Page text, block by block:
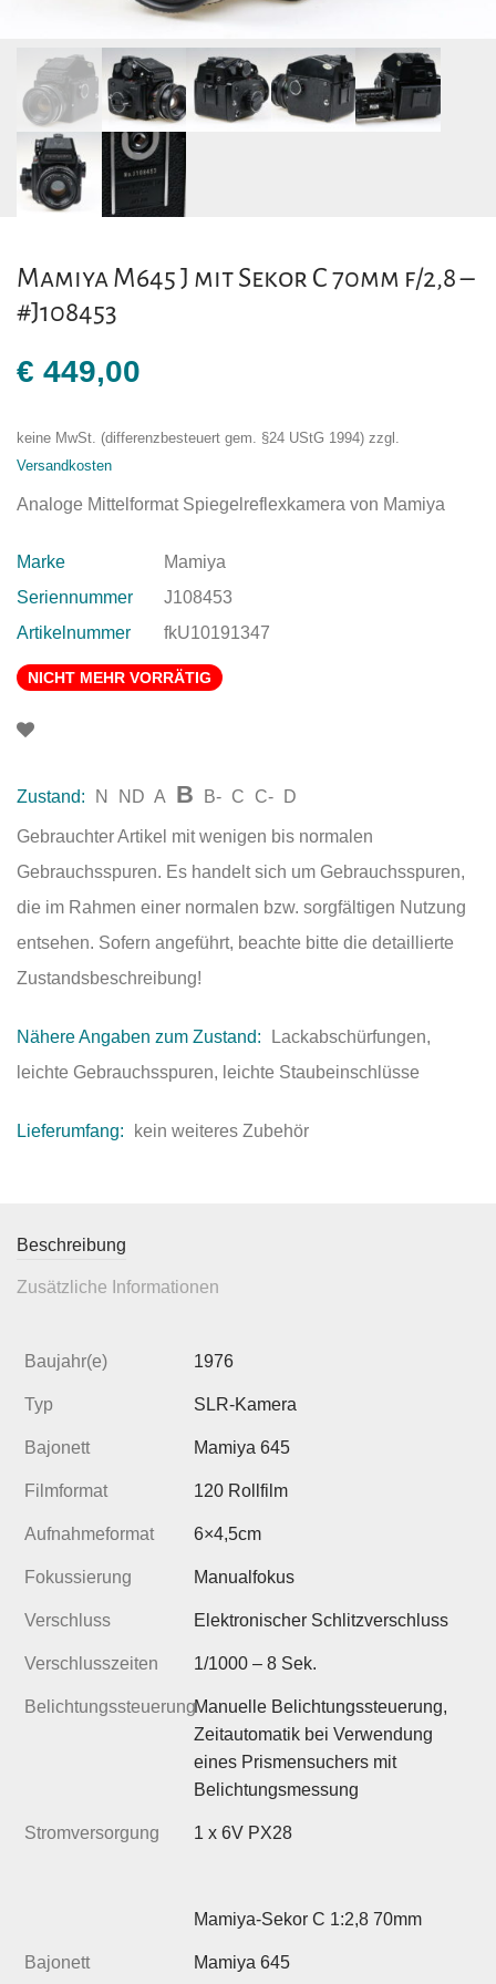
Mamiya M645 J mit Sekor C 70mm f/2,8 –
#J108453
€ 449,00
keine MwSt. (differenzbesteuert gem. §24 UStG 1994) zzgl.
Versandkosten
Analoge Mittelformat Spiegelreflexkamera von Mamiya
Marke
Mamiya
Seriennummer
J108453
Artikelnummer
fkU10191347
NICHT MEHR VORRÄTIG
Zustand: N ND A B B- C C- D
Gebrauchter Artikel mit wenigen bis normalen
Gebrauchsspuren. Es handelt sich um Gebrauchsspuren,
die im Rahmen einer normalen bzw. sorgfältigen Nutzung
entsehen. Sofern angeführt, beachte bitte die detaillierte
Zustandsbeschreibung!
Nähere Angaben zum Zustand:
Lackabschürfungen,
leichte Gebrauchsspuren, leichte Staubeinschlüsse
Lieferumfang: kein weiteres Zubehör
Beschreibung
Zusätzliche Informationen
Baujahr(e) 1976
Typ SLR-Kamera
Bajonett Mamiya 645
Filmformat 120 Rollfilm
Aufnahmeformat 6×4,5cm
Fokussierung Manualfokus
Verschluss Elektronischer Schlitzverschluss
Verschlusszeiten 1/1000 – 8 Sek.
BelichtungssteuerungManuelle Belichtungssteuerung,
Zeitautomatik bei Verwendung
eines Prismensuchers mit
Belichtungsmessung
Stromversorgung 1 x 6V PX28
Mamiya-Sekor C 1:2,8 70mm
Bajonett Mamiya 645